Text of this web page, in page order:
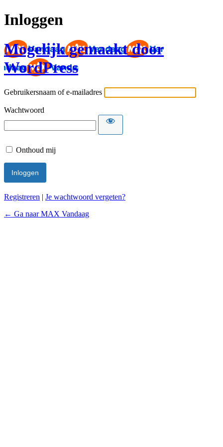
Inloggen
Mogelijk gemaakt door
WordPress
Gebruikersnaam of e-mailadres
Wachtwoord
Onthoud mij
Registreren | Je wachtwoord vergeten?
← Ga naar MAX Vandaag